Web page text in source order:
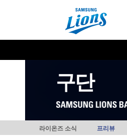
구단
라이온즈 소식 프리뷰